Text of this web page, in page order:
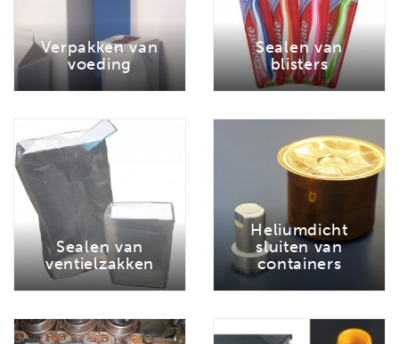
Verpakken van
voeding
Sealen van
blisters
Sealen van
ventielzakken
Heliumdicht
sluiten van
containers